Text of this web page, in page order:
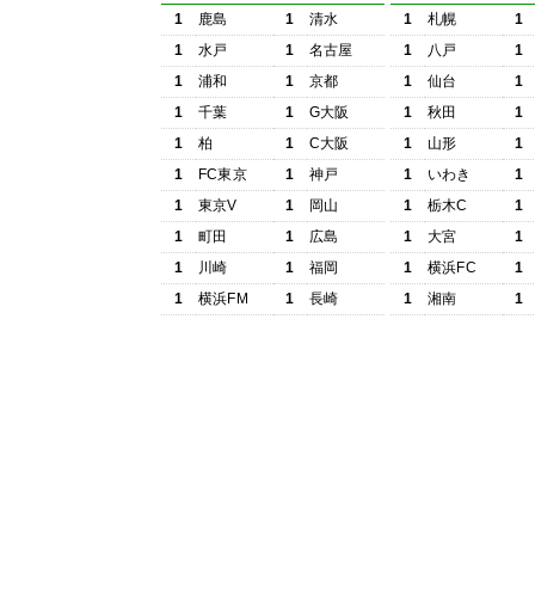
1 鹿島 1
清水
1
水戸 1
名古屋
1
浦和 1
京都
1
千葉 1
G大阪
1
柏 1
C大阪
1
FC東京 1
神戸
1
東京V 1
岡山
1
町田 1
広島
1
川崎 1
福岡
1
横浜FM 1 長崎
1 札幌
1
1
八戸
1
1
仙台
1
1
秋田
1
1
山形
1
1
いわき
1
1
栃木C
1
1
大宮
1
1
横浜FC
1
1
湘南 1